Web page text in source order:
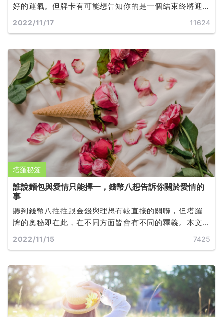
好的運氣。但牌卡有可能想告知你的是一個結束終將迎
來嶄新的開端。
2022/11/17 11624
塔羅秘笈
誰說麵包與愛情只能擇一，錢幣八想告訴你關於愛情的
事
聽到錢幣八往往跟金錢與理想有較直接的關聯，但塔羅
牌的奧秘即在此，在不同方面皆會有不同的釋義。本文
將傳遞給你正逆位錢幣八對於愛情的忠告。
2022/11/15 7425